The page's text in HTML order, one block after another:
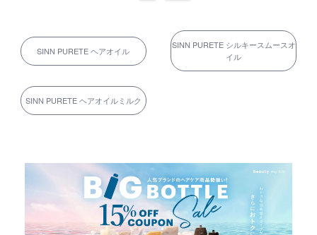
SINN PURETE ヘアオイル
SINN PURETE シルキースムースオ
イル
SINN PURETE ヘアオイルミルク